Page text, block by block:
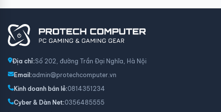
Địa chỉ:Số 202, đường Trần Đại Nghĩa, Hà Nội
Email:admin@protechcomputer.vn
Kinh doanh bán lẻ:0814351234
Cyber & Dàn Net:0356485555